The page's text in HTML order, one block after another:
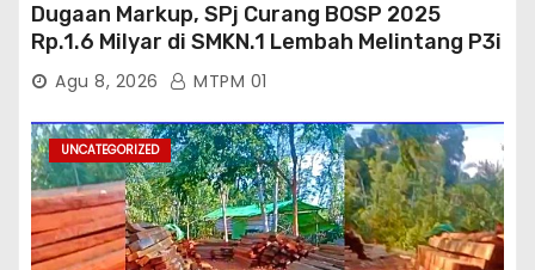
Dugaan Markup, SPj Curang BOSP 2025
Rp.1.6 Milyar di SMKN.1 Lembah Melintang P3i
: Kajati Sumbar Panggil dan Periksa
Agu 8, 2026 MTPM 01
UNCATEGORIZED